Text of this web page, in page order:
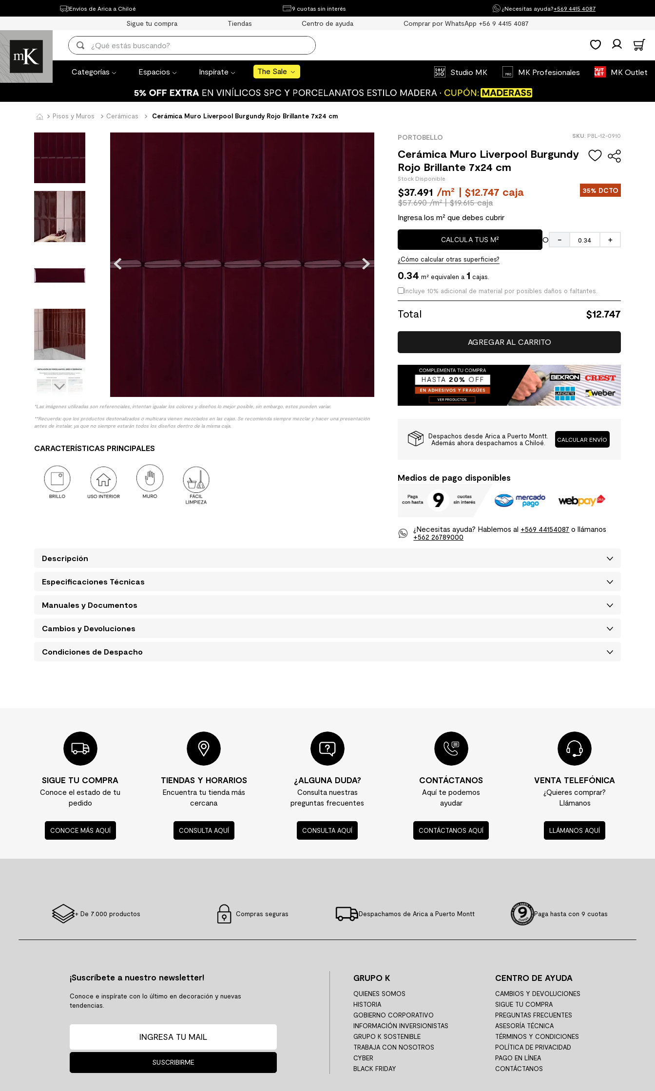
Envíos de Arica a Chiloé 9 cuotas sin interés ¿Necesitas ayuda?+569 4415 4087
Sigue tu compra Tiendas Centro de ayuda Comprar por WhatsApp +56 9 4415 4087
¿Qué estás buscando?
3. lavaplatos
4. ceramica muro
7. piso vinilico
receptaculo
9. spc
10
Categorías Espacios Inspírate The Sale Studio MK MK Profesionales MK Outlet
Categorías Espacios Inspírate The Sale
¿Qué estás buscando?
TÉRMINOS MÁS BUSCADOS
1. mueble baño
2 mampara
4. ceramica muro
5. espejo
Pisos y Muros Cerámicas Cerámica Muro Liverpool Burgundy Rojo Brillante 7x24 cm
*Las imágenes utilizadas son referenciales, intentan igualar los colores y diseños lo mejor posible, sin embargo, estos pueden variar.
**Recuerda: que los productos destonalizados o multicara vienen mezclados en las cajas. Se recomienda siempre mezclar y hacer una presentación
antes de instalar, ya que no siempre estarán todos los diseños dentro de la misma caja.
CARACTERÍSTICAS PRINCIPALES
PORTOBELLO : PBL-12-0910
Cerámica Muro Liverpool Burgundy
Rojo Brillante 7x24 cm
Stock Disponible
$37.491 /m² | $12.747 caja 35% DCTO
$57.690 /m²| $19.615 caja
Ingresa los m² que debes cubrir
CALCULA TUS M² O ＋
－
¿Cómo calcular otras superficies?
0.34 m² equivalen a 1 cajas.
Incluye 10% adicional de material por posibles daños o faltantes.
Total $12.747
AGREGAR AL CARRITO
Despachos desde Arica a Puerto Montt.
Además ahora despachamos a Chiloé.
CALCULAR ENVÍO
Medios de pago disponibles
¿Necesitas ayuda? Hablemos al +569 44154087 o llámanos
+562 26789000
Descripción
Especificaciones Técnicas
Manuales y Documentos
Cambios y Devoluciones
Condiciones de Despacho
SIGUE TU COMPRA
Conoce el estado de tu
pedido
CONOCE MÁS AQUÍ
TIENDAS Y HORARIOS
Encuentra tu tienda más
cercana
CONSULTA AQUÍ
¿ALGUNA DUDA?
Consulta nuestras
preguntas frecuentes
CONSULTA AQUÍ
CONTÁCTANOS
Aquí te podemos
ayudar
CONTÁCTANOS AQUÍ
VENTA TELEFÓNICA
¿Quieres comprar?
Llámanos
LLÁMANOS AQUÍ
+ De 7.000 productos Compras seguras Despachamos de Arica a Puerto Montt Paga hasta con 9 cuotas
¡Suscríbete a nuestro newsletter!
Conoce e inspírate con lo último en decoración y nuevas
tendencias.
SUSCRIBIRME
GRUPO K
QUIENES SOMOS
HISTORIA
GOBIERNO CORPORATIVO
INFORMACIÓN INVERSIONISTAS
GRUPO K SOSTENIBLE
TRABAJA CON NOSOTROS
CYBER
BLACK FRIDAY
CENTRO DE AYUDA
CAMBIOS Y DEVOLUCIONES
SIGUE TU COMPRA
PREGUNTAS FRECUENTES
ASESORÍA TÉCNICA
TÉRMINOS Y CONDICIONES
POLÍTICA DE PRIVACIDAD
PAGO EN LÍNEA
CONTÁCTANOS